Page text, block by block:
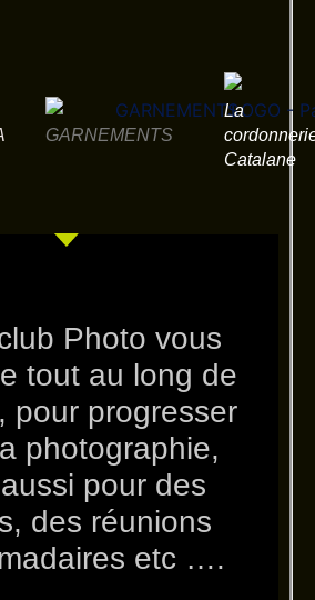
GARNEMENTS
La
Catalane
Photo vous
tout au long de
pour progresser
photographie,
pour des
des réunions
etc ….